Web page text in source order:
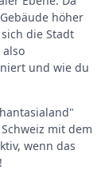
höher
die Stadt
und wie du
mit dem
wenn das